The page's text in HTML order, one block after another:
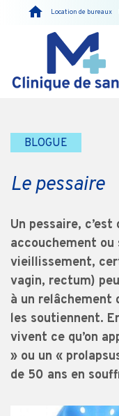
Location de bureaux
BLOGUE
Le pessaire
Un pessaire,
accouchement
vieillissement,
vagin, rectum)
à un relâchement
les soutiennent.
vivent ce qu’on
» ou un «
de 50 ans en